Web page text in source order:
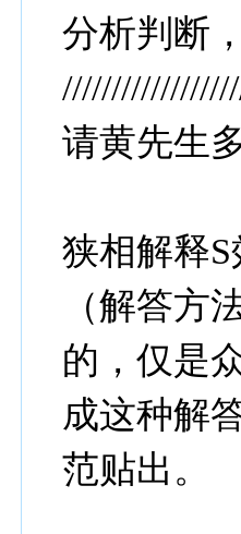
分析判断
请黄先生
狭相解释
（解答方
的，仅是
成这种解
范贴出。